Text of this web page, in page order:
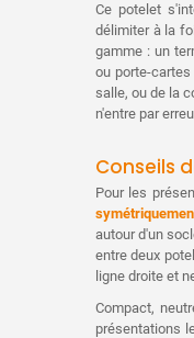
Ce potelet
délimiter à la
gamme : un
ou porte-
salle, ou de la
n'entre par
Conseils
Pour les
autour d'un
entre deux
ligne droite et
Compact,
présentations